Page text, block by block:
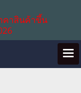
คาสินค้าขึ้น